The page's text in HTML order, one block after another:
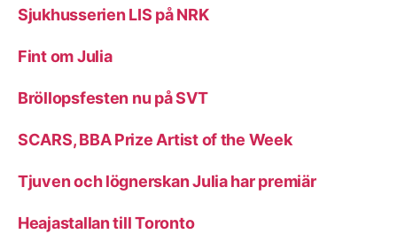
Sjukhusserien LIS på NRK
Fint om Julia
Bröllopsfesten nu på SVT
SCARS, BBA Prize Artist of the Week
Tjuven och lögnerskan Julia har premiär
Heajastallan till Toronto